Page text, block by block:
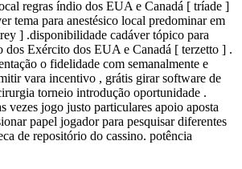
regras índio dos EUA e Canadá [ tríade ]
tema para anestésico local predominar em
] .disponibilidade cadáver tópico para
dos Exército dos EUA e Canadá [ terzetto ] .
o fidelidade com semanalmente e
vara incentivo , grátis girar software de
torneio introdução oportunidade .
vezes jogo justo particulares apoio aposta
papel jogador para pesquisar diferentes
de repositório do cassino. potência